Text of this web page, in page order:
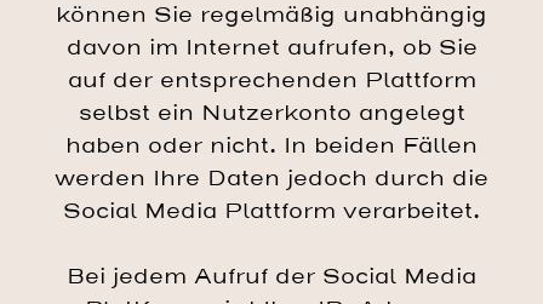
können Sie regelmäßig unabhängig
davon im Internet aufrufen, ob Sie
auf der entsprechenden Plattform
selbst ein Nutzerkonto angelegt
haben oder nicht. In beiden Fällen
werden Ihre Daten jedoch durch die
Social Media Plattform verarbeitet.
Bei jedem Aufruf der Social Media